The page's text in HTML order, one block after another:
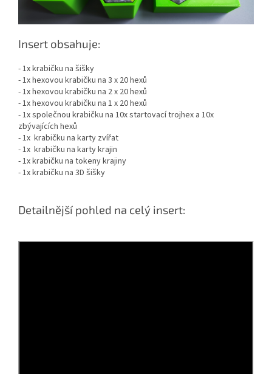
Insert obsahuje:
- 1x krabičku na šišky
- 1x hexovou krabičku na 3 x 20 hexů
- 1x hexovou krabičku na 2 x 20 hexů
- 1x hexovou krabičku na 1 x 20 hexů
- 1x společnou krabičku na 10x startovací trojhex a 10x
zbývajících hexů
- 1x krabičku na karty zvířat
- 1x krabičku na karty krajin
- 1x krabičku na tokeny krajiny
- 1x krabičku na 3D šišky
Detailnější pohled na celý insert: